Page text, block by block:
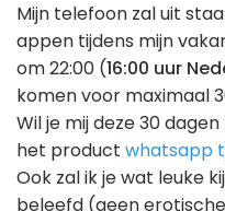
Mijn telefoon zal uit
appen tijdens mijn
om 22:00 (16:00 uur
komen voor maximaal
Wil je mij deze 30
het product whatsapp
Ook zal ik je wat leuke
beleefd (geen